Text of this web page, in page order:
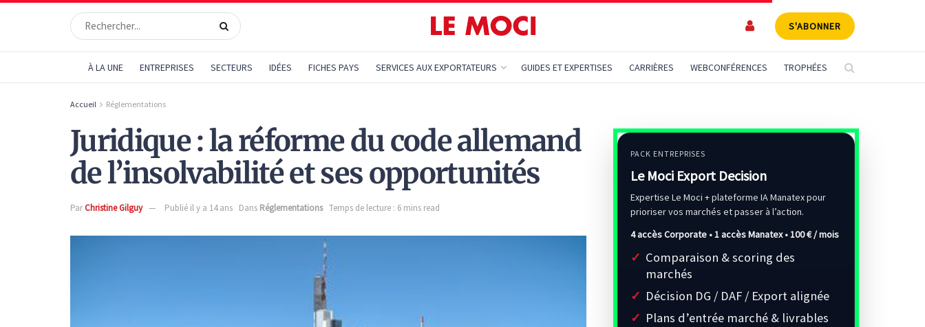
S'ABONNER
À LA UNE ENTREPRISES SECTEURS IDÉES FICHES PAYS SERVICES AUX EXPORTATEURS GUIDES ET EXPERTISES CARRIÈRES WEBCONFÉRENCES TROPHÉES
Accueil Réglementations
Juridique : la réforme du code allemand
de l’insolvabilité et ses opportunités
ParChristine Gilguy Publié il y a 14 ans Dans Réglementations Temps de lecture : 6 mins read
PACK ENTREPRISES
Le Moci Export Decision
Expertise Le Moci + plateforme IA Manatex pour
prioriser vos marchés et passer à l’action.
4 accès Corporate • 1 accès Manatex •100 € / mois
Comparaison & scoring des
marchés
Décision DG / DAF / Export alignée
Plans d’entrée marché & livrables